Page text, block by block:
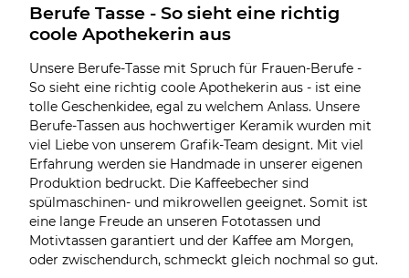
Berufe Tasse - So sieht eine richtig
coole Apothekerin aus
Unsere Berufe-Tasse mit Spruch für Frauen-Berufe -
So sieht eine richtig coole Apothekerin aus - ist eine
tolle Geschenkidee, egal zu welchem Anlass. Unsere
Berufe-Tassen aus hochwertiger Keramik wurden mit
viel Liebe von unserem Grafik-Team designt. Mit viel
Erfahrung werden sie Handmade in unserer eigenen
Produktion bedruckt. Die Kaffeebecher sind
spülmaschinen- und mikrowellen geeignet. Somit ist
eine lange Freude an unseren Fototassen und
Motivtassen garantiert und der Kaffee am Morgen,
oder zwischendurch, schmeckt gleich nochmal so gut.